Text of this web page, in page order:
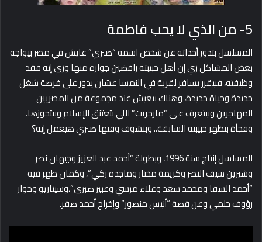
5- من الذي لا يحب فاطمة
المسلسل بتدور أحداثه عن شخص اسمه “صبري” عايش في مصر بيواجه
بعض المشاكل زي إن أهل حبيبته رافضين جوازه منها وزي إنه فقد
وظيفته، فبيقرر يسافر لقرية في النمسا عشان يدور على فرصة شغل
جديدة وحياة جديدة، وهناك بيعيش عند مجموعة من المصريين
المهاجرين وبيتعرف على “مارجريت” اللي بتعتنق الإسلام وبيتجوزها،
وفجأة بتظهر حبيبته السابقة.. وبنشوف وقتها صبري هيعمل إيه؟
المسلسل إنتاج سنة 1996، وبطولة “أحمد عبد العزيز وجيهان نصر
وشيرين سيف النصر وكريمة مختار وماجدة زكي”، وكمان ظهر فيه
“أحمد السقا ومحمد سعد وعلاء مرسي وعبير صبري”،وسيناريو وحوار
رؤوف حلمي وعن قصة “أنيس منصور” وإخراج أحمد صقر.